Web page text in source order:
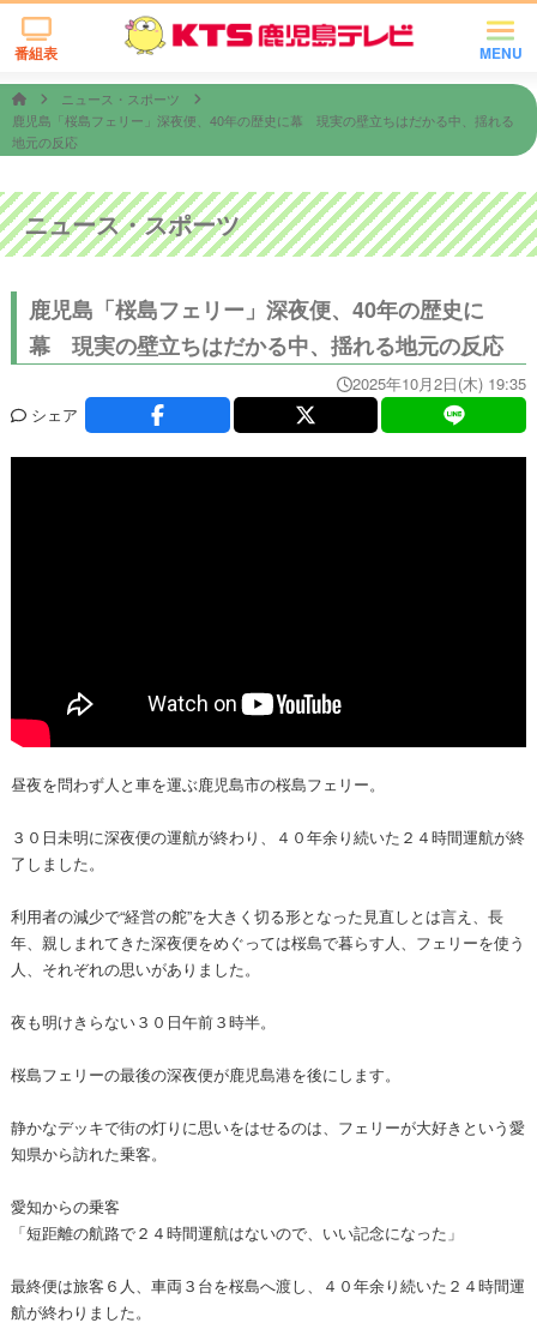
MENU
番組表
ニュース・スポーツ
鹿児島「桜島フェリー」深夜便、40年の歴史に幕 現実の壁立ちはだかる中、揺れる
地元の反応
ニュース・スポーツ
鹿児島「桜島フェリー」深夜便、40年の歴史に
幕 現実の壁立ちはだかる中、揺れる地元の反応
2025年10月2日(木) 19:35
シェア
昼夜を問わず人と車を運ぶ鹿児島市の桜島フェリー。
３０日未明に深夜便の運航が終わり、４０年余り続いた２４時間運航が終
了しました。
利用者の減少で“経営の舵”を大きく切る形となった見直しとは言え、長
年、親しまれてきた深夜便をめぐっては桜島で暮らす人、フェリーを使う
人、それぞれの思いがありました。
夜も明けきらない３０日午前３時半。
桜島フェリーの最後の深夜便が鹿児島港を後にします。
静かなデッキで街の灯りに思いをはせるのは、フェリーが大好きという愛
知県から訪れた乗客。
愛知からの乗客
「短距離の航路で２４時間運航はないので、いい記念になった」
最終便は旅客６人、車両３台を桜島へ渡し、４０年余り続いた２４時間運
航が終わりました。